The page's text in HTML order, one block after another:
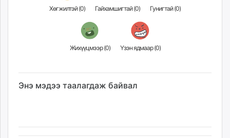
Хөгжилтэй (0) Гайхамшигтай (0) Гунигтай (0)
Жихүүцмээр (0) Үзэн ядмаар (0)
Энэ мэдээ таалагдаж байвал